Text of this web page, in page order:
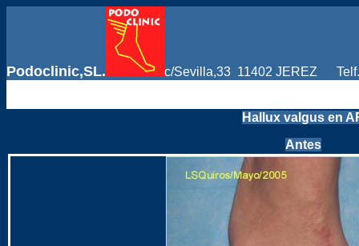
Podoclinic,SL. c/Sevilla,33 11402 JEREZ
Hallux valgus en
Antes